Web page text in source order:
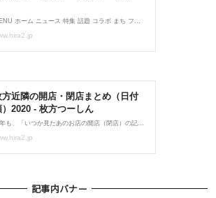
記事内バナー